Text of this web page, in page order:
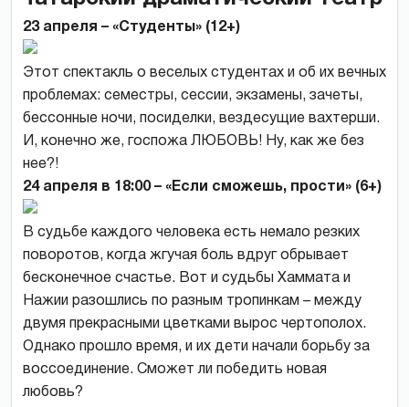
23 апреля – «Студенты» (12+)
Этот спектакль о веселых студентах и об их вечных
проблемах: семестры, сессии, экзамены, зачеты,
бессонные ночи, посиделки, вездесущие вахтерши.
И, конечно же, госпожа ЛЮБОВЬ! Ну, как же без
нее?!
24 апреля в 18:00 – «Если сможешь, прости» (6+)
В судьбе каждого человека есть немало резких
поворотов, когда жгучая боль вдруг обрывает
бесконечное счастье. Вот и судьбы Хаммата и
Нажии разошлись по разным тропинкам – между
двумя прекрасными цветками вырос чертополох.
Однако прошло время, и их дети начали борьбу за
воссоединение. Сможет ли победить новая
любовь?